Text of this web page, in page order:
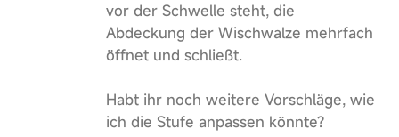
vor der Schwelle steht, die
Abdeckung der Wischwalze mehrfach
öffnet und schließt.
Habt ihr noch weitere Vorschläge, wie
ich die Stufe anpassen könnte?